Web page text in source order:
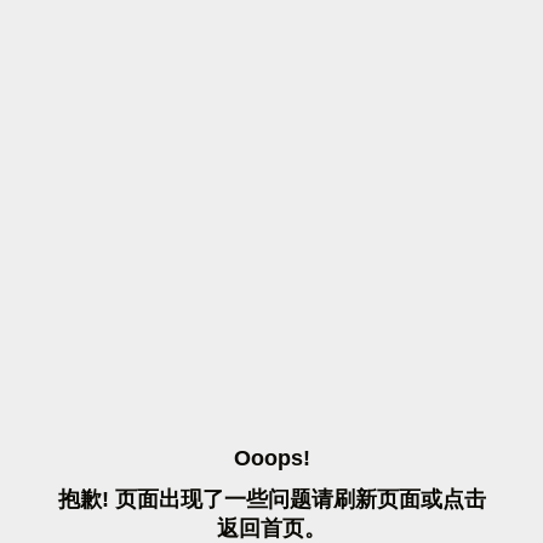
OOOPS!
抱歉! 页面出现了一些问题请刷 新页面或点击
返 回首页。